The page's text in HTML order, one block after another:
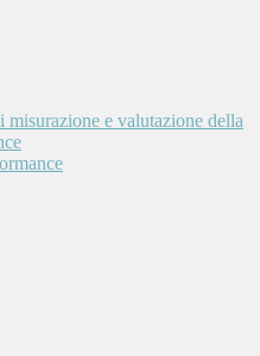
misurazione e valutazione della